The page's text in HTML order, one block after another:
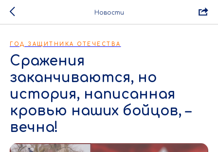
Новости
ГОД ЗАЩИТНИКА ОТЕЧЕСТВА
Сражения
заканчиваются, но
история, написанная
кровью наших бойцов, –
вечна!